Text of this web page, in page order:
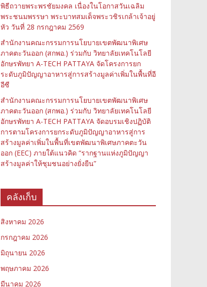
พิธีถวายพระพรชัยมงคล เนื่องในโอกาสวันเฉลิม
พระชนมพรรษา พระบาทสมเด็จพระวชิรเกล้าเจ้าอยู่
หัว วันที่ 28 กรกฎาคม 2569
สำนักงานคณะกรรมการนโยบายเขตพัฒนาพิเศษ
ภาคตะวันออก (สกพอ.) ร่วมกับ วิทยาลัยเทคโนโลยี
อักษรพัทยา A-TECH PATTAYA จัดโครงการยก
ระดับภูมิปัญญาอาหารสู่การสร้างมูลค่าเพิ่มในพื้นที่อี
อีซี
สำนักงานคณะกรรมการนโยบายเขตพัฒนาพิเศษ
ภาคตะวันออก (สกพอ.) ร่วมกับ วิทยาลัยเทคโนโลยี
อักษรพัทยา A-TECH PATTAYA จัดอบรมเชิงปฏิบัติ
การตามโครงการยกระดับภูมิปัญญาอาหารสู่การ
สร้างมูลค่าเพิ่มในพื้นที่เขตพัฒนาพิเศษภาคตะวัน
ออก (EEC) ภายใต้แนวคิด “รากฐานแห่งภูมิปัญญา
สร้างมูลค่าให้ชุมชนอย่างยั่งยืน”
คลังเก็บ
สิงหาคม 2026
กรกฎาคม 2026
มิถุนายน 2026
พฤษภาคม 2026
มีนาคม 2026